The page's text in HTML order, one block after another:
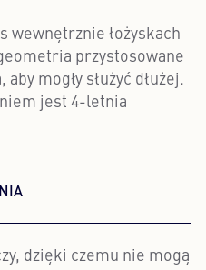
wewnętrznie łożyskach
przystosowane
mogły służyć dłużej.
jest 4-letnia
dzięki czemu nie mogą